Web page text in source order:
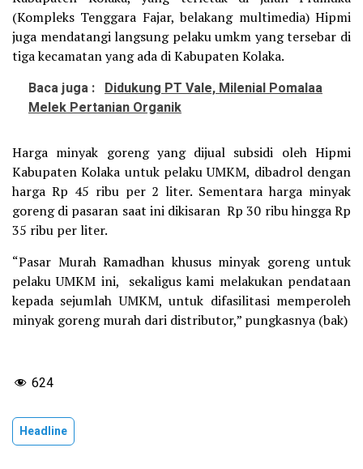
(Kompleks Tenggara Fajar, belakang multimedia) Hipmi
juga mendatangi langsung pelaku umkm yang tersebar di
tiga kecamatan yang ada di Kabupaten Kolaka.
Baca juga : Didukung PT Vale, Milenial Pomalaa
Melek Pertanian Organik
Harga minyak goreng yang dijual subsidi oleh Hipmi
Kabupaten Kolaka untuk pelaku UMKM, dibadrol dengan
harga Rp 45 ribu per 2 liter. Sementara harga minyak
goreng di pasaran saat ini dikisaran Rp 30 ribu hingga Rp
35 ribu per liter.
“Pasar Murah Ramadhan khusus minyak goreng untuk
pelaku UMKM ini, sekaligus kami melakukan pendataan
kepada sejumlah UMKM, untuk difasilitasi memperoleh
minyak goreng murah dari distributor,” pungkasnya (bak)
624
Headline